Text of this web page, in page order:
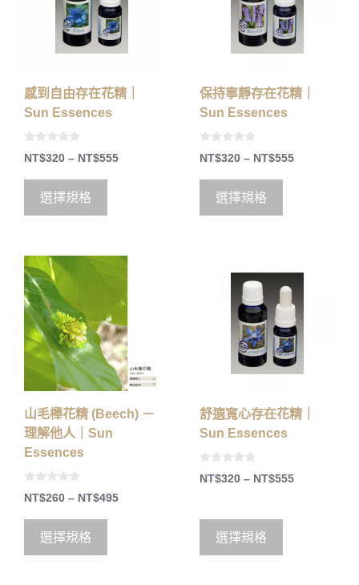
感到自由存在花精｜
Sun Essences
0
o
t
5
NT$320 – NT$555
選擇規格
保持寧靜存在花精｜
Sun Essences
0
o
t
5
NT$320 – NT$555
選擇規格
山毛櫸花精 (Beech) －
理解他人｜Sun
Essences
0
o
t
5
NT$260 – NT$495
選擇規格
舒適寬心存在花精｜
Sun Essences
0
o
NT$320 – NT$555
選擇規格